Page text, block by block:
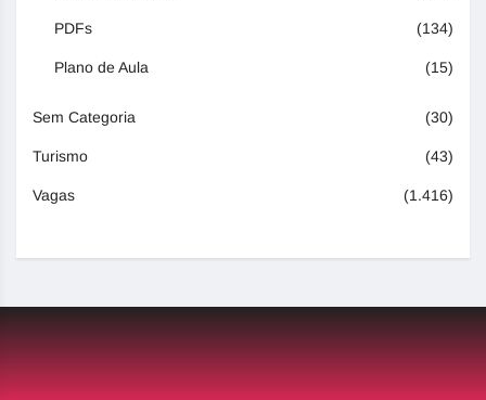
PDFs (134)
Plano de Aula (15)
Sem Categoria (30)
Turismo (43)
Vagas (1.416)